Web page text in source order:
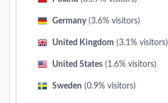
Germany(3.6% visitors)
United Kingdom (3.1% visitors)
United States (1.6% visitors)
Sweden (0.9% visitors)